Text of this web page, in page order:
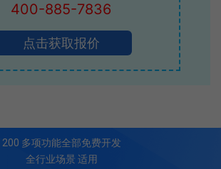
400-885-7836
点击获取报价
200 多项功能全部免费开发
全行业场景 适用